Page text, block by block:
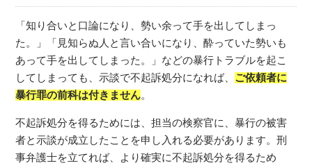
「知り合いと口論になり、勢い余って手を出してしまっ
た。」「見知らぬ人と言い合いになり、酔っていた勢いも
あって手を出してしまった。」などの暴行トラブルを起こ
してしまっても、示談で不起訴処分になれば、 ご依頼者に
暴行罪の前科は付きません。
不起訴処分を得るためには、担当の検察官に、暴行の被害
者と示談が成立したことを申し入れる必要があります。刑
事弁護士を立てれば、より確実に不起訴処分を得るため